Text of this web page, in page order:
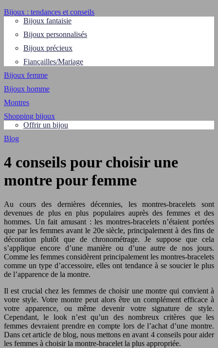
Bijoux : tendances et conseils
Bijoux fantaisie
Bijoux personnalisés
Bijoux précieux
Fiançailles/Mariage
Bijoux femme
Bijoux homme
Montres
Shopping bijoux
Offrir un bijou
Blog
4 conseils pour choisir une
montre pour femme
Au cours des dernières décennies, les montres-bracelets sont
devenues de plus en plus populaires auprès des femmes et des
hommes. Un fait amusant : les montres-bracelets n’étaient portées
que par les femmes avant le 20e siècle, principalement à des fins de
décoration plutôt que de chronométrage. Je suppose que cela
s’applique encore d’une manière ou d’une autre de nos jours.
Comme les femmes considèrent principalement les montres-bracelets
comme un type d’accessoire, elles ont tendance à se soucier le plus
de l’apparence de la montre.
Il est crucial chez les femmes de choisir une montre qui convient à
votre style. Votre montre peut alors être un complément efficace à
votre apparence, ou même devenir votre signature de style.
Cependant, le look n’est qu’un des nombreux critères que les
femmes devraient prendre en compte lors de l’achat d’une montre.
Dans cet article de blog, nous mettons en avant 4 conseils pour aider
les femmes à choisir la montre-bracelet la plus appropriée.